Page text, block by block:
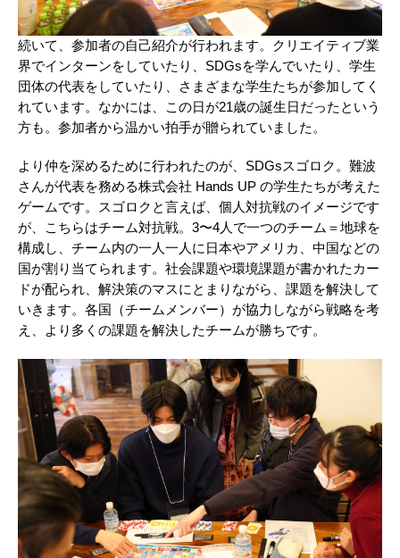
続いて、参加者の自己紹介が行われます。クリエイティブ業
界でインターンをしていたり、SDGsを学んでいたり、学生
団体の代表をしていたり、さまざまな学生たちが参加してく
れています。なかには、この日が21歳の誕生日だったという
方も。参加者から温かい拍手が贈られていました。
より仲を深めるために行われたのが、SDGsスゴロク。難波
さんが代表を務める株式会社 Hands UP の学生たちが考えた
ゲームです。スゴロクと言えば、個人対抗戦のイメージです
が、こちらはチーム対抗戦。3〜4人で一つのチーム＝地球を
構成し、チーム内の一人一人に日本やアメリカ、中国などの
国が割り当てられます。社会課題や環境課題が書かれたカー
ドが配られ、解決策のマスにとまりながら、課題を解決して
いきます。各国（チームメンバー）が協力しながら戦略を考
え、より多くの課題を解決したチームが勝ちです。